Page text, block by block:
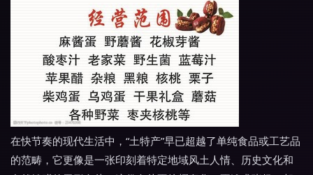
在快节奏的现代生活中，“土特产”早已超越了单纯食品或工艺品
的范畴，它更像是一张印刻着特定地域风土人情、历史文化和